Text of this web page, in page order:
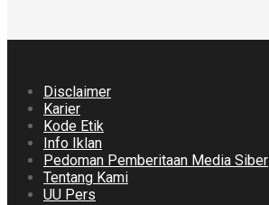
Disclaimer
Karier
Kode Etik
Info Iklan
Pedoman Pemberitaan Media Siber
Tentang Kami
UU Pers